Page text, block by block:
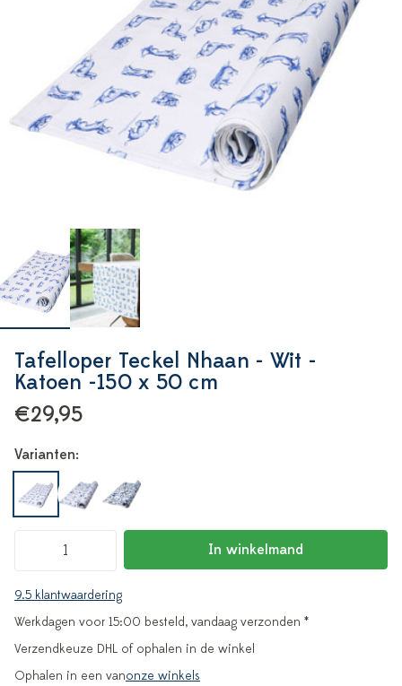
Tafelloper Teckel Nhaan - Wit -
Katoen -150 x 50 cm
€29,95
Varianten:
In winkelmand
9.5 klantwaardering
Werkdagen voor 15:00 besteld, vandaag verzonden *
Verzendkeuze DHL of ophalen in de winkel
Ophalen in een vanonze winkels